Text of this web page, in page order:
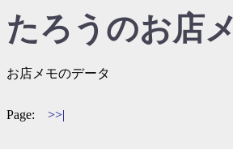
たろうのお店
お店メモのデータ
Page: >>|